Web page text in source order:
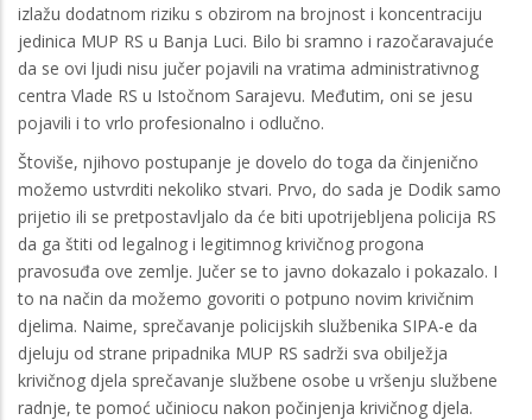
izlažu dodatnom riziku s obzirom na brojnost i koncentraciju
jedinica MUP RS u Banja Luci. Bilo bi sramno i razočaravajuće
da se ovi ljudi nisu jučer pojavili na vratima administrativnog
centra Vlade RS u Istočnom Sarajevu. Međutim, oni se jesu
pojavili i to vrlo profesionalno i odlučno.
Štoviše, njihovo postupanje je dovelo do toga da činjenično
možemo ustvrditi nekoliko stvari. Prvo, do sada je Dodik samo
prijetio ili se pretpostavljalo da će biti upotrijebljena policija RS
da ga štiti od legalnog i legitimnog krivičnog progona
pravosuđa ove zemlje. Jučer se to javno dokazalo i pokazalo. I
to na način da možemo govoriti o potpuno novim krivičnim
djelima. Naime, sprečavanje policijskih službenika SIPA-e da
djeluju od strane pripadnika MUP RS sadrži sva obilježja
krivičnog djela sprečavanje službene osobe u vršenju službene
radnje, te pomoć učiniocu nakon počinjenja krivičnog djela.